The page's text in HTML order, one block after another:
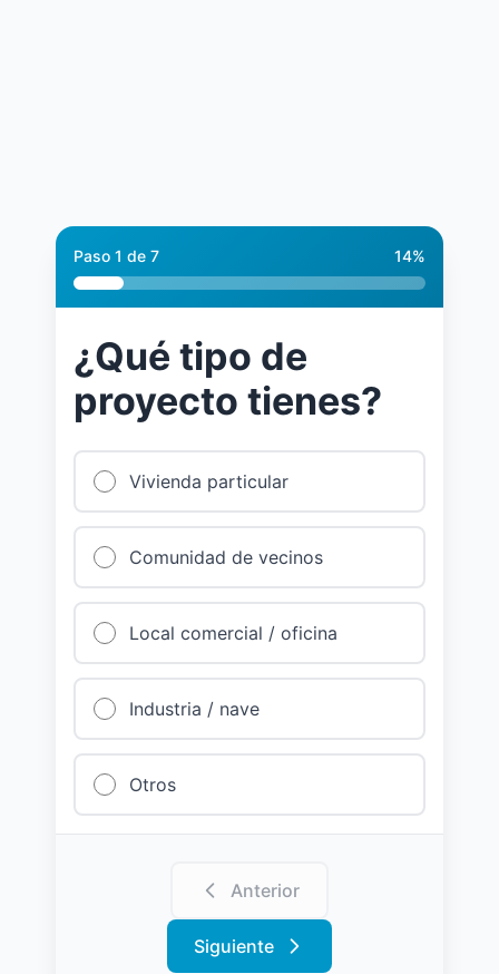
Paso 1 de 7 14%
¿Qué tipo de
proyecto tienes?
Vivienda particular
Comunidad de vecinos
Local comercial / oficina
Industria / nave
Otros
Anterior
Siguiente